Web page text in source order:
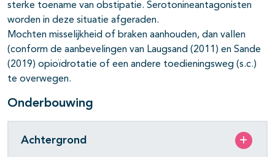
sterke toename van obstipatie. Serotonineantagonisten
worden in deze situatie afgeraden.
Mochten misselijkheid of braken aanhouden, dan vallen
(conform de aanbevelingen van Laugsand (2011) en Sande
(2019) opioïdrotatie of een andere toedieningsweg (s.c.)
te overwegen.
Onderbouwing
Achtergrond